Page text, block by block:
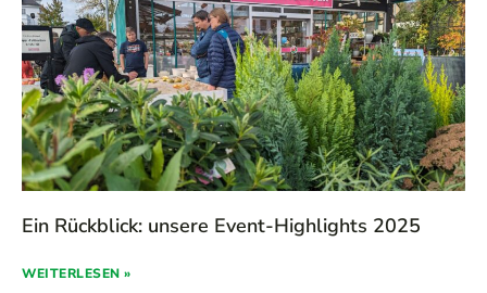
Ein Rückblick: unsere Event-Highlights 2025
WEITERLESEN »